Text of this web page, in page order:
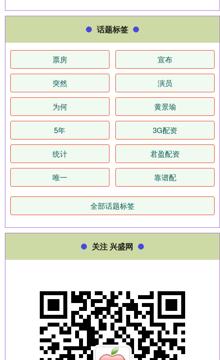
话题标签
票房 宣布
突然 演员
为何 黄景瑜
5年 3G配资
统计 君盈配资
唯一 靠谱配
全部话题标签
关注 兴盛网